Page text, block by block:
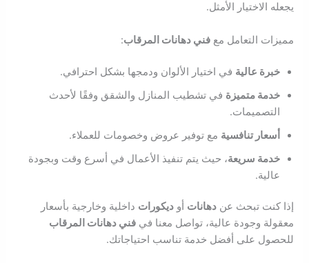
يجعله الاختيار الأمثل.
مميزات التعامل معفني دهانات المرقاب:
خبرة عالية في اختيار الألوان ودمجها بشكل احترافي.
خدمة متميزة في تشطيب المنازل والشقق وفقًا لأحدث
التصميمات.
أسعار تنافسية مع توفير عروض وخصومات للعملاء.
خدمة سريعة، حيث يتم تنفيذ الأعمال في أسرع وقت وبجودة
عالية.
إذا كنت تبحث عندهانات أوديكورات داخلية وخارجية بأسعار
معقولة وجودة عالية، تواصل معنا فيفني دهانات المرقاب
للحصول على أفضل خدمة تناسب احتياجاتك.